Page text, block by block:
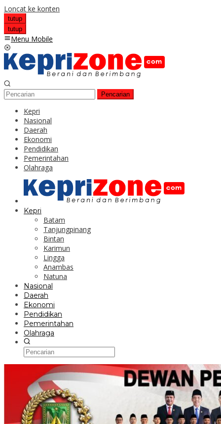
Loncat ke konten
tutup
tutup
Menu Mobile
Pencarian
Kepri
Nasional
Daerah
Ekonomi
Pendidikan
Pemerintahan
Olahraga
Kepri
Batam
Tanjungpinang
Bintan
Karimun
Lingga
Anambas
Natuna
Nasional
Daerah
Ekonomi
Pendidikan
Pemerintahan
Olahraga